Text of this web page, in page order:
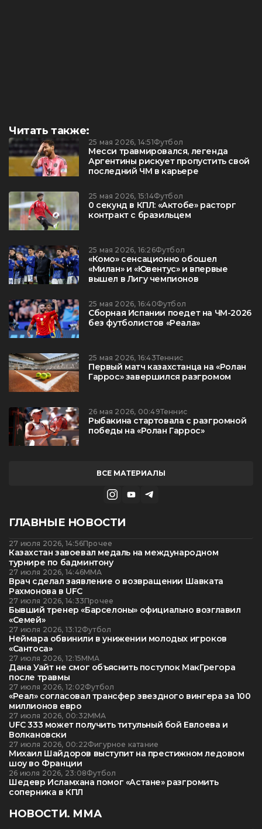
Читать также:
25 мая 2026, 14:51Футбол
Месси травмировался, легенда
Аргентины рискует пропустить свой
последний ЧМ в карьере
25 мая 2026, 15:14Футбол
0 секунд в КПЛ: «Актобе» расторг
контракт с бразильцем
25 мая 2026, 16:26Футбол
«Комо» сенсационно обошел
«Милан» и «Ювентус» и впервые
вышел в Лигу чемпионов
25 мая 2026, 16:40Футбол
Сборная Испании поедет на ЧМ-2026
без футболистов «Реала»
25 мая 2026, 16:43Теннис
Первый матч казахстанца на «Ролан
Гаррос» завершился разгромом
26 мая 2026, 00:49Теннис
Рыбакина стартовала с разгромной
победы на «Ролан Гаррос»
ВСЕ МАТЕРИАЛЫ
ГЛАВНЫЕ НОВОСТИ
27 июля 2026, 14:56Прочее
Казахстан завоевал медаль на международном
турнире по бадминтону
27 июля 2026, 14:46ММА
Врач сделал заявление о возвращении Шавката
Рахмонова в UFC
27 июля 2026, 14:33Прочее
Бывший тренер «Барселоны» официально возглавил
«Семей»
27 июля 2026, 13:12Футбол
Неймара обвинили в унижении молодых игроков
«Сантоса»
27 июля 2026, 12:15ММА
Дана Уайт не смог объяснить поступок МакГрегора
после травмы
27 июля 2026, 12:02Футбол
«Реал» согласовал трансфер звездного вингера за 100
миллионов евро
27 июля 2026, 00:32ММА
UFC 333 может получить титульный бой Евлоева и
Волкановски
27 июля 2026, 00:22Фигурное катание
Михаил Шайдоров выступит на престижном ледовом
шоу во Франции
26 июля 2026, 23:08Футбол
Шедевр Исламхана помог «Астане» разгромить
соперника в КПЛ
НОВОСТИ. ММА